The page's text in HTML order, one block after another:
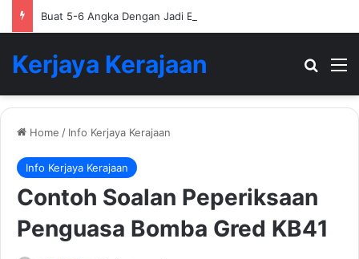
Buat 5-6 Angka Dengan Jadi Ejen Hartanah
Kerjaya Kerajaan
Home / Info Kerjaya Kerajaan
Info Kerjaya Kerajaan
Contoh Soalan Peperiksaan
Penguasa Bomba Gred KB41